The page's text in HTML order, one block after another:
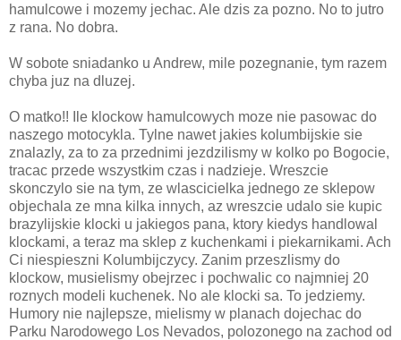
hamulcowe i mozemy jechac. Ale dzis za pozno. No to jutro
z rana. No dobra.
W sobote sniadanko u Andrew, mile pozegnanie, tym razem
chyba juz na dluzej.
O matko!! Ile klockow hamulcowych moze nie pasowac do
naszego motocykla. Tylne nawet jakies kolumbijskie sie
znalazly, za to za przednimi jezdzilismy w kolko po Bogocie,
tracac przede wszystkim czas i nadzieje. Wreszcie
skonczylo sie na tym, ze wlascicielka jednego ze sklepow
objechala ze mna kilka innych, az wreszcie udalo sie kupic
brazylijskie klocki u jakiegos pana, ktory kiedys handlowal
klockami, a teraz ma sklep z kuchenkami i piekarnikami. Ach
Ci niespieszni Kolumbijczycy. Zanim przeszlismy do
klockow, musielismy obejrzec i pochwalic co najmniej 20
roznych modeli kuchenek. No ale klocki sa. To jedziemy.
Humory nie najlepsze, mielismy w planach dojechac do
Parku Narodowego Los Nevados, polozonego na zachod od